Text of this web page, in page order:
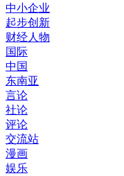
中小企业
起步创新
财经人物
国际
中国
东南亚
言论
社论
评论
交流站
漫画
娱乐